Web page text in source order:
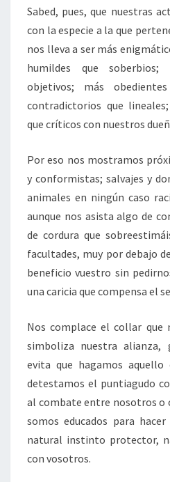
Sabed, pues, que nuestras
con la especie a la que
nos lleva a ser más
humildes que soberbios;
objetivos; más
contradictorios que
que críticos con nuestros
Por eso nos mostramos
y conformistas; salvajes y
animales en ningún caso
aunque nos asista algo de
de cordura que
facultades, muy por debajo
beneficio vuestro sin
una caricia que compensa el
Nos complace el collar que
simboliza nuestra alianza,
evita que hagamos aquello
detestamos el puntiagudo
al combate entre nosotros o
somos educados para
natural instinto protector,
con vosotros.